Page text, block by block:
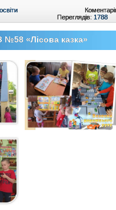
Переглядів: 1788
№58 «Лісова казка»